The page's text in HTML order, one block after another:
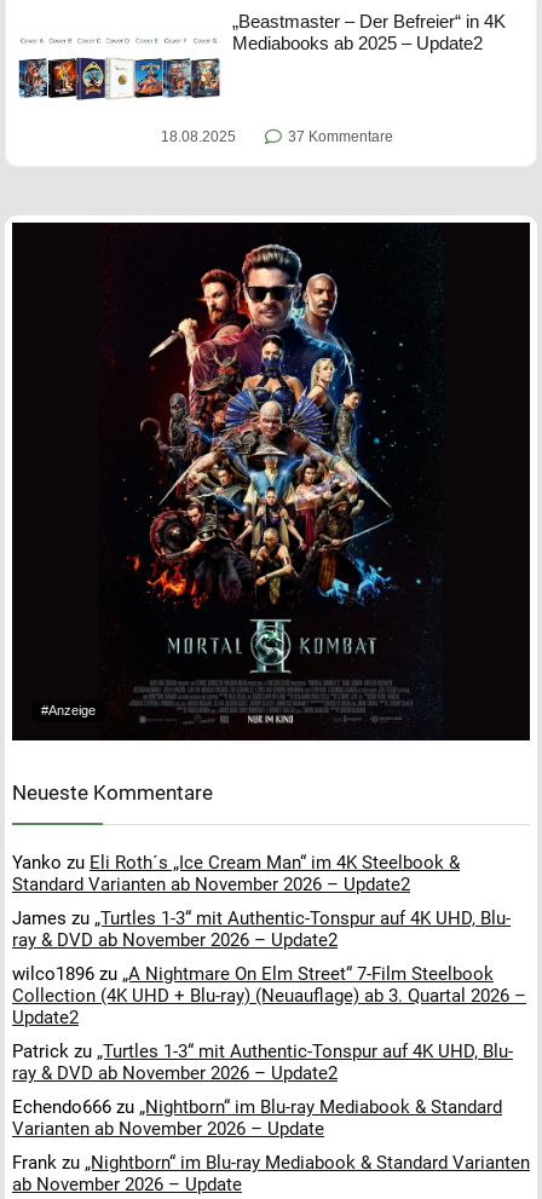
„Beastmaster – Der Befreier“ in 4K
Mediabooks ab 2025 – Update2
18.08.2025 37 Kommentare
#Anzeige
Neueste Kommentare
Yanko zu Eli Roth´s „Ice Cream Man“ im 4K Steelbook &
Standard Varianten ab November 2026 – Update2
James zu „Turtles 1-3“ mit Authentic-Tonspur auf 4K UHD, Blu-
ray & DVD ab November 2026 – Update2
wilco1896 zu „A Nightmare On Elm Street“ 7-Film Steelbook
Collection (4K UHD + Blu-ray) (Neuauflage) ab 3. Quartal 2026 –
Update2
Patrick zu „Turtles 1-3“ mit Authentic-Tonspur auf 4K UHD, Blu-
ray & DVD ab November 2026 – Update2
Echendo666 zu „Nightborn“ im Blu-ray Mediabook & Standard
Varianten ab November 2026 – Update
Frank zu „Nightborn“ im Blu-ray Mediabook & Standard Varianten
ab November 2026 – Update